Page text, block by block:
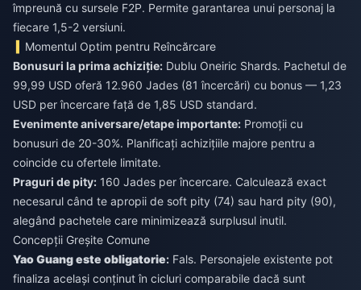
împreună cu sursele F2P. Permite garantarea unui personaj la
fiecare 1,5-2 versiuni.
Momentul Optim pentru Reîncărcare
Bonusuri la prima achiziție: Dublu Oneiric Shards. Pachetul de
99,99 USD oferă 12.960 Jades (81 încercări) cu bonus — 1,23
USD per încercare față de 1,85 USD standard.
Evenimente aniversare/etape importante: Promoții cu
bonusuri de 20-30%. Planificați achizițiile majore pentru a
coincide cu ofertele limitate.
Praguri de pity: 160 Jades per încercare. Calculează exact
necesarul când te apropii de soft pity (74) sau hard pity (90),
alegând pachetele care minimizează surplusul inutil.
Concepții Greșite Comune
Yao Guang este obligatorie: Fals. Personajele existente pot
finaliza același conținut în cicluri comparabile dacă sunt